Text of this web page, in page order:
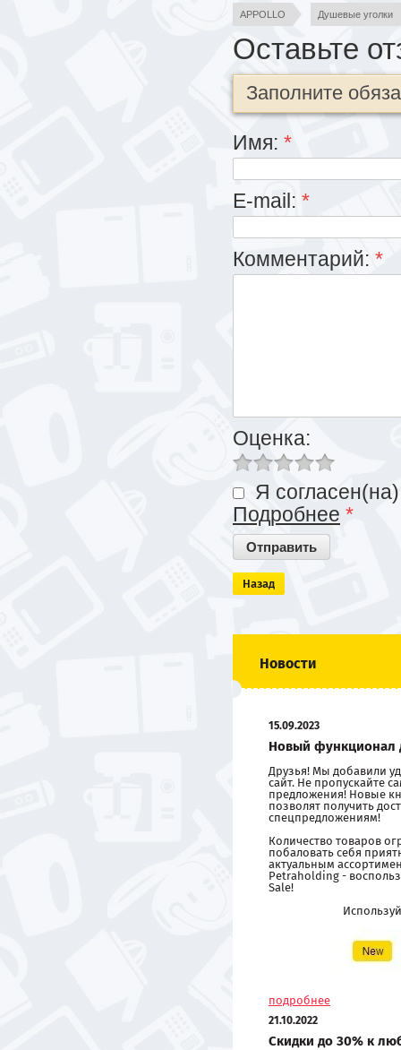
APPOLLO Душевые уголки
Оставьте
Заполните
Имя: *
E-mail: *
Комментарий: *
Оценка:
Я
Подробнее *
Назад
Новости
15.09.2023
Новый функционал
Друзья! Мы добавили
сайт. Не пропускайте
предложения! Новые
позволят получить
спецпредложениям!
Количество товаров
побаловать себя
актуальным
Petraholding -
Sale!
подробнее
21.10.2022
Скидки до 30% к